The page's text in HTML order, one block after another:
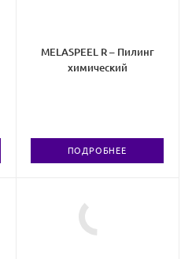
MELASPEEL R – Пилинг
химический
ПОДРОБНЕЕ